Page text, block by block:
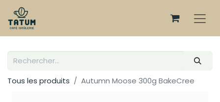
Tous les produits Autumn Moose 300g BakeCree